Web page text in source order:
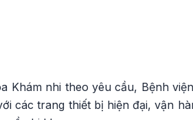
Khám nhi theo yêu cầu, Bệnh
các trang thiết bị hiện đại, vận